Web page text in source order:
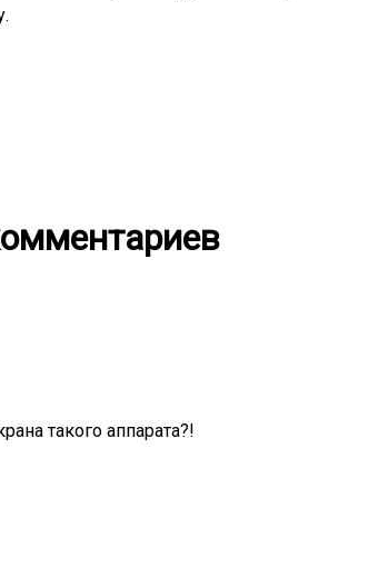
такого аппарата?!